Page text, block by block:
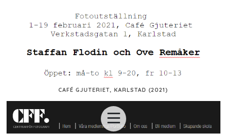
CAFÉ GJUTERIET, KARLSTAD (2021)